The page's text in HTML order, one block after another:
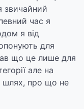
звичайний
час я
я від
для
що це лише для
але на
шлях, про що не